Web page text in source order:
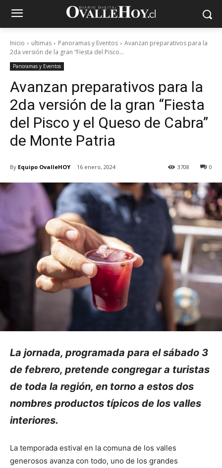
Inicio ultimas Panoramas y Eventos
Avanzan preparativos para la
2da versión de la gran “Fiesta del Pisco...
Panoramas y Eventos
Avanzan preparativos para la
2da versión de la gran “Fiesta
del Pisco y el Queso de Cabra”
de Monte Patria
By Equipo OvalleHOY 16 enero, 2024 0
3708
La jornada, programada para el sábado 3
de febrero, pretende congregar a turistas
de toda la región, en torno a estos dos
nombres productos típicos de los valles
interiores.
La temporada estival en la comuna de los valles
generosos avanza con todo, uno de los grandes